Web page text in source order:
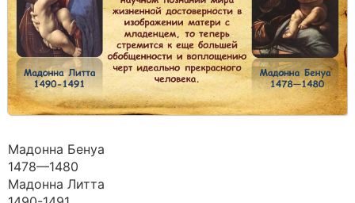
Мадонна Бенуа
1478—1480
Мадонна Литта